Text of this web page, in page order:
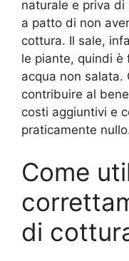
naturale e priva
a patto di non
cottura. Il sale,
le piante, quindi è
acqua non salata.
contribuire al
costi aggiuntivi e
praticamente
Come
di